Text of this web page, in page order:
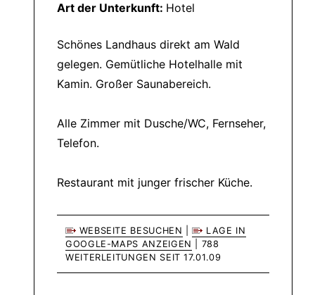
Art der Unterkunft: Hotel
Schönes Landhaus direkt am Wald
gelegen. Gemütliche Hotelhalle mit
Kamin. Großer Saunabereich.
Alle Zimmer mit Dusche/WC, Fernseher,
Telefon.
Restaurant mit junger frischer Küche.
WEBSEITE BESUCHEN |
LAGE IN
GOOGLE-MAPS ANZEIGEN
| 788
WEITERLEITUNGEN SEIT 17.01.09